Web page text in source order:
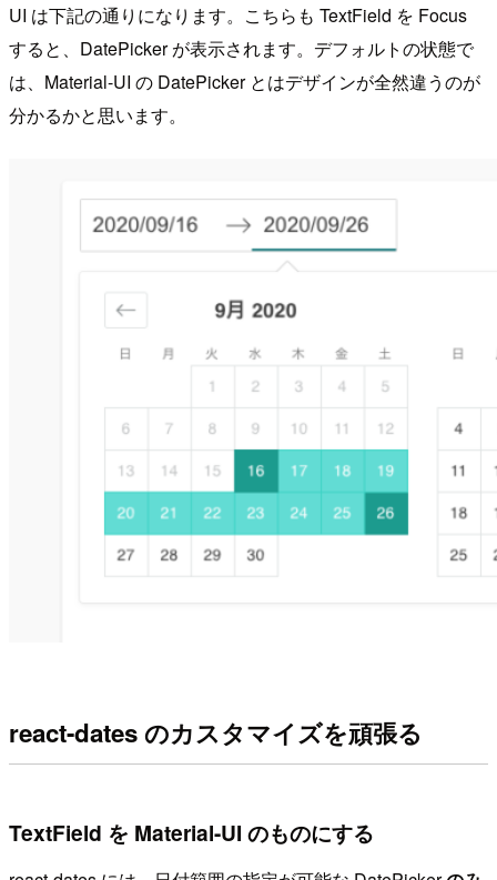
UI は下記の通りになります。こちらも TextField を Focus
すると、DatePicker が表示されます。デフォルトの状態で
は、Material-UI の DatePicker とはデザインが全然違うのが
分かるかと思います。
react-dates のカスタマイズを頑張る
TextField を Material-UI のものにする